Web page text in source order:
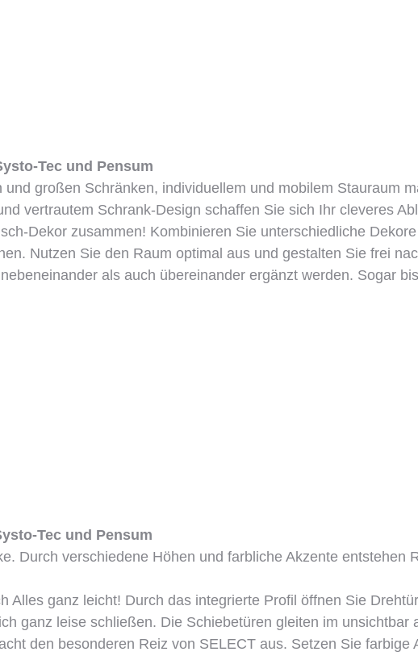
Tec und Pensum
großen Schränken, individuellem und mobilem Stauraum
vertrautem Schrank-Design schaffen Sie sich Ihr cleveres
Dekor zusammen! Kombinieren Sie unterschiedliche
Nutzen Sie den Raum optimal aus und gestalten Sie frei
als auch übereinander ergänzt werden. Sogar
Tec und Pensum
Durch verschiedene Höhen und farbliche Akzente entstehen
Alles ganz leicht! Durch das integrierte Profil öffnen Sie
ganz leise schließen. Die Schiebetüren gleiten im unsichtbar
den besonderen Reiz von SELECT aus. Setzen Sie farbige